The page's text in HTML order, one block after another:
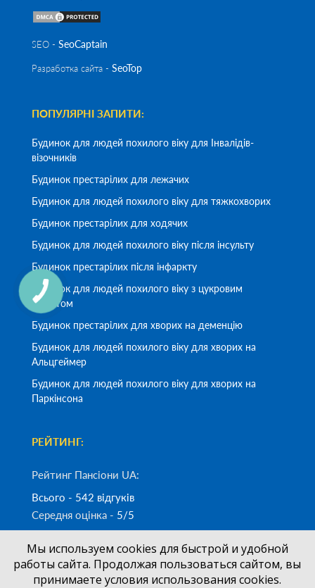
SEO - SeoСaptain
Разработка сайта - SeoTop
ПОПУЛЯРНІ ЗАПИТИ:
Будинок для людей похилого віку для Інвалідів-
візочників
Будинок престарілих для лежачих
Будинок для людей похилого віку для тяжкохворих
Будинок престарілих для ходячих
Будинок для людей похилого віку після інсульту
Будинок престарілих після інфаркту
Будинок для людей похилого віку з цукровим
діабетом
Будинок престарілих для хворих на деменцію
Будинок для людей похилого віку для хворих на
Альцгеймер
Будинок для людей похилого віку для хворих на
Паркінсона
РЕЙТИНГ:
Рейтинг Пансіони UA:
Всього - 542 відгуків
Середня оцінка - 5/5
Замовити дзвінок
Мы используем cookies для быстрой и удобной
работы сайта. Продолжая пользоваться сайтом, вы
принимаете условия использования cookies.